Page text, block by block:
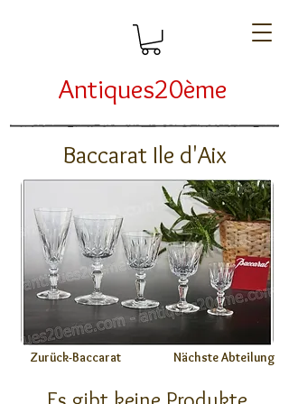
Antiques20ème
Baccarat Ile d'Aix
Zurück-Baccarat Nächste Abteilung